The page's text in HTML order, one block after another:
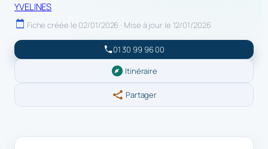
YVELINES
Fiche créée le 02/01/2026 · Mise à jour le 12/01/2026
01 30 99 96 00
Itinéraire
Partager